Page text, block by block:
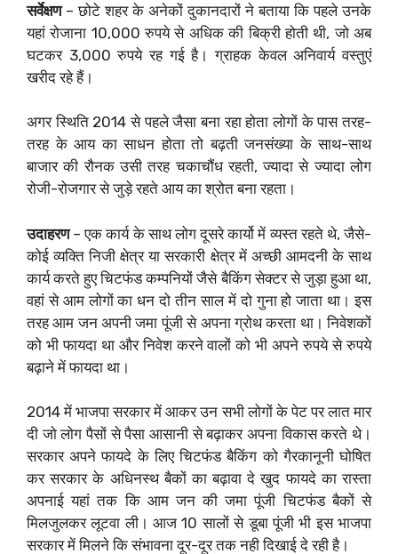
सर्वेक्षण– छोटे शहर के अनेकों दुकानदारों ने बताया कि पहले उनके
यहां रोजाना 10,000 रुपये से अधिक की बिक्री होती थी, जो अब
घटकर 3,000 रुपये रह गई है। ग्राहक केवल अनिवार्य वस्तुएं
खरीद रहे हैं।
अगर स्थिति 2014 से पहले जैसा बना रहा होता लोगों के पास तरह-
तरह के आय का साधन होता तो बढ़ती जनसंख्या के साथ-साथ
बाजार की रौनक उसी तरह चकाचौंध रहती, ज्यादा से ज्यादा लोग
रोजी-रोजगार से जुड़े रहते आय का श्रोत बना रहता।
उदाहरण– एक कार्य के साथ लोग दूसरे कार्यो में व्यस्त रहते थे, जैसे-
कोई व्यक्ति निजी क्षेत्र या सरकारी क्षेत्र में अच्छी आमदनी के साथ
कार्य करते हुए चिटफंड कम्पनियों जैसे बैकिंग सेक्टर से जुड़ा हुआ था,
वहां से आम लोगों का धन दो तीन साल में दो गुना हो जाता था। इस
तरह आम जन अपनी जमा पूंजी से अपना ग्रोथ करता था। निवेशकों
को भी फायदा था और निवेश करने वालों को भी अपने रुपये से रुपये
बढ़ाने में फायदा था।
2014 में भाजपा सरकार में आकर उन सभी लोगों के पेट पर लात मार
दी जो लोग पैसों से पैसा आसानी से बढ़ाकर अपना विकास करते थे।
सरकार अपने फायदे के लिए चिटफंड बैकिंग को गैरकानूनी घोषित
कर सरकार के अधिनस्थ बैकों का बढ़ावा दे खुद फायदे का रास्ता
अपनाई यहां तक कि आम जन की जमा पूंजी चिटफंड बैकों से
मिलजुलकर लूटवा ली। आज 10 सालों से डूबा पूंजी भी इस भाजपा
सरकार में मिलने कि संभावना दूर-दूर तक नही दिखाई दे रही है।